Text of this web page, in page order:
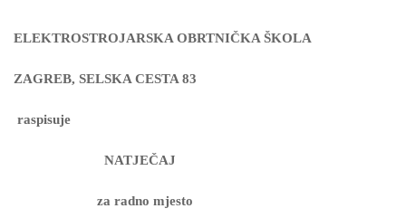
ELEKTROSTROJARSKA OBRTNIČKA ŠKOLA
ZAGREB, SELSKA CESTA 83
raspisuje
NATJEČAJ
za radno mjesto